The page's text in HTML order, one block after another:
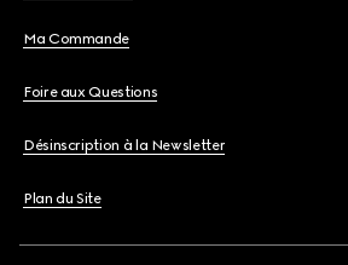
Ma Commande
Foire aux Questions
Désinscription à la Newsletter
Plan du Site